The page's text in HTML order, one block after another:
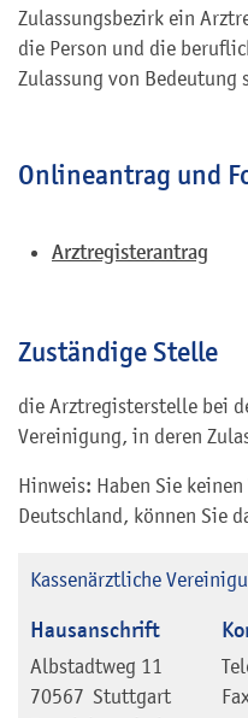
Zulassungsbezirk ein
die Person und die
Zulassung von Bedeutung
Onlineantrag und
Arztregisterantrag
Zuständige Stelle
die Arztregisterstelle bei
Vereinigung, in deren
Hinweis: Haben Sie
Deutschland, können Sie
Kassenärztliche
Hausanschrift
Albstadtweg 11
70567 Stuttgart